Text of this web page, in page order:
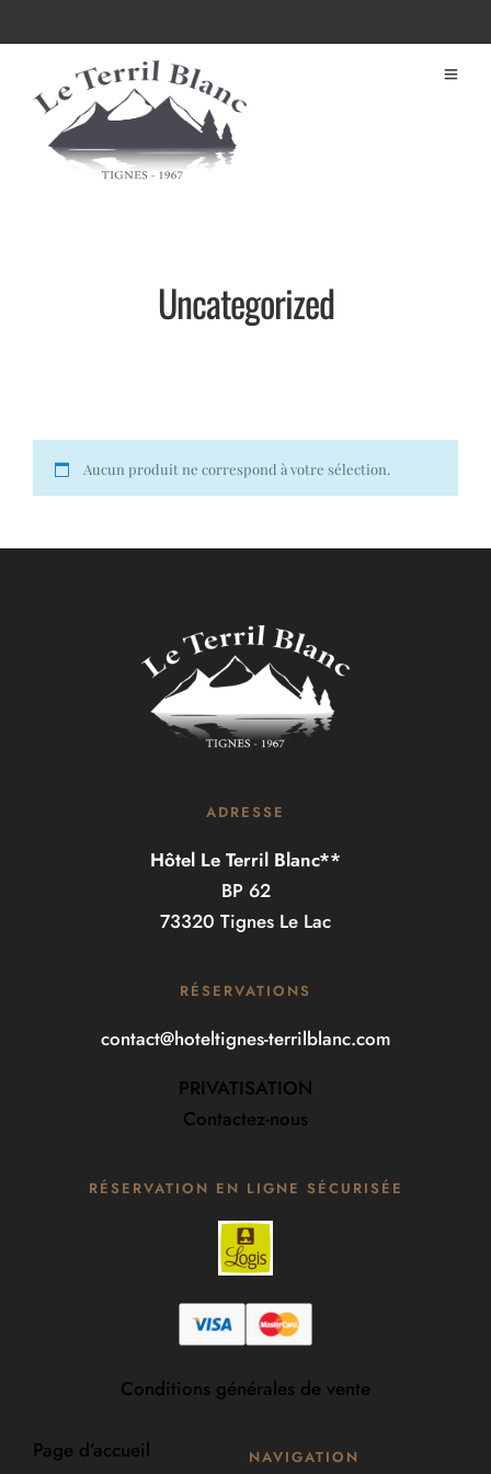
Uncategorized
Aucun produit ne correspond à votre sélection.
ADRESSE
Hôtel Le Terril Blanc**
BP 62
73320 Tignes Le Lac
RÉSERVATIONS
contact@hoteltignes-terrilblanc.com
PRIVATISATION
Contactez-nous
RÉSERVATION EN LIGNE SÉCURISÉE
Conditions générales de vente
NAVIGATION
Page d’accueil